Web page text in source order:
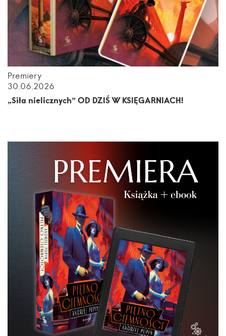
Premiery
30.06.2026
„Siła nielicznych” OD DZIŚ W KSIĘGARNIACH!